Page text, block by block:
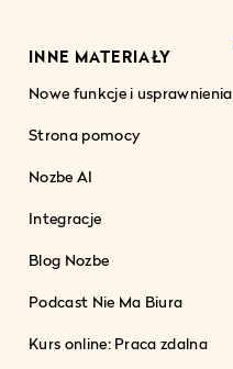
INNE MATERIAŁY
Nowe funkcje i usprawnienia
Strona pomocy
Nozbe AI
Integracje
Blog Nozbe
Podcast Nie Ma Biura
Kurs online: Praca zdalna